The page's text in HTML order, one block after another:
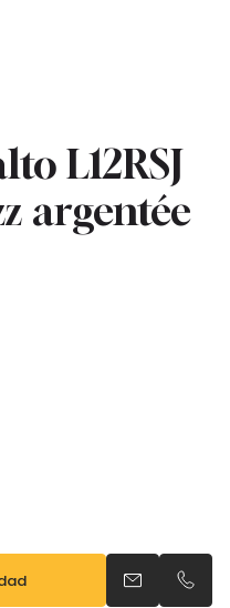
L12RSJ
argentée
Enviar un